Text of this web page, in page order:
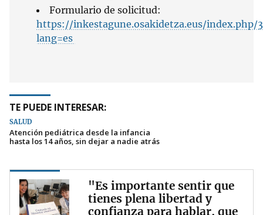
Formulario de solicitud:
https://inkestagune.osakidetza.eus/index.php/
lang=es
TE PUEDE INTERESAR:
SALUD
Atención pediátrica desde la infancia
hasta los 14 años, sin dejar a nadie atrás
"Es importante sentir que
tienes plena libertad y
confianza para hablar, que